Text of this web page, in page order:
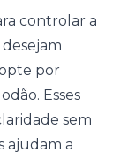
controlar a
por
Esses
sem
ajudam a